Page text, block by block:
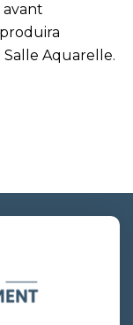
Salle Aquarelle.